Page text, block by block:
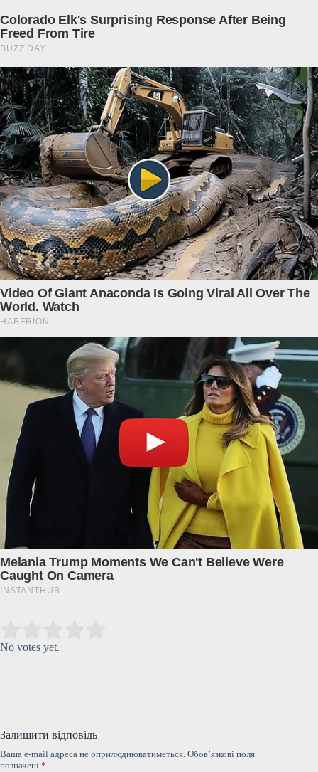
No votes yet.
Залишити відповідь
Ваша e-mail адреса не оприлюднюватиметься. Обов’язкові поля
позначені *